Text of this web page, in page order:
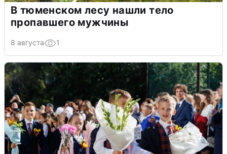
В тюменском лесу нашли тело
пропавшего мужчины
8 августа 1